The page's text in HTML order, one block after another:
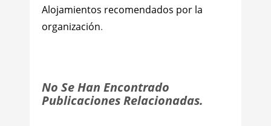
Alojamientos recomendados por la
organización.
No Se Han Encontrado
Publicaciones Relacionadas.